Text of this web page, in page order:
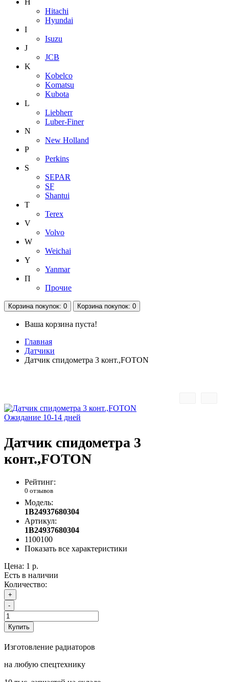
H
Hitachi
Hyundai
I
Isuzu
J
JCB
K
Kobelco
Komatsu
Kubota
L
Liebherr
Luber-Finer
N
New Holland
P
Perkins
S
SEPAR
SF
Shantui
T
Terex
V
Volvo
W
Weichai
Y
Yanmar
П
Прочие
Корзинапокупок: 0 Корзинапокупок: 0
Ваша корзина пуста!
Главная
Датчики
Датчик спидометра 3 конт.,FOTON
Ожидание 10-14 дней
Датчик спидометра 3
конт.,FOTON
Рейтинг:
0 отзывов
Модель:
1B24937680304
Артикул:
1B24937680304
1100100
Показать все характеристики
Цена: 1 р.
Есть в наличии
Количество:
+
-
Купить
Изготовление радиаторов
на любую спецтехнику